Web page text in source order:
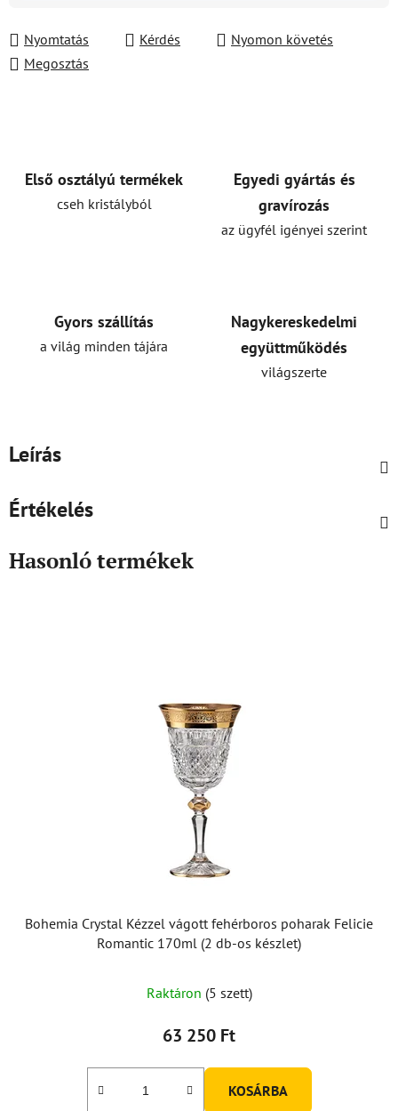
Nyomtatás Kérdés
Nyomon követés
Megosztás
Első osztályú termékek
cseh kristályból
Egyedi gyártás és
gravírozás
az ügyfél igényei szerint
Gyors szállítás
a világ minden tájára
Nagykereskedelmi
együttműködés
világszerte
Leírás
Értékelés
Hasonló termékek
Bohemia Crystal Kézzel vágott fehérboros poharak Felicie
Romantic 170ml (2 db-os készlet)
Raktáron (5 szett)
63 250 Ft
KOSÁRBA